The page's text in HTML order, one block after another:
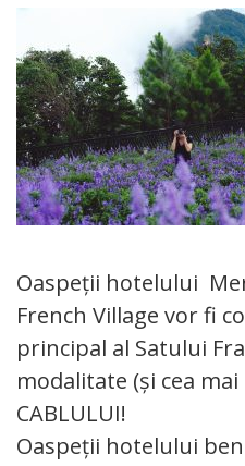
Oaspeții hotelului
French Village vor fi
principal al Satului
modalitate (și cea
CABLULUI!
Oaspeții hotelului